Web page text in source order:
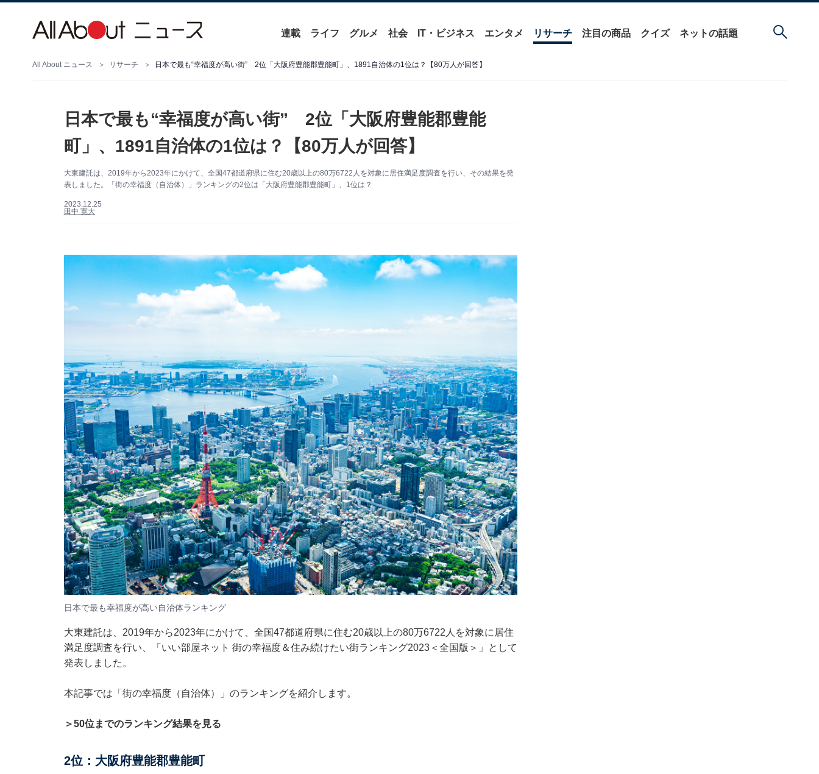
連載 ライフ グルメ 社会 IT・ビジネス エンタメ リサーチ 注目の商品 クイズ ネットの話題
All About ニュース リサーチ 日本で最も“幸福度が高い街” 2位「大阪府豊能郡豊能町」、1891自治体の1位は？【80万人が回答】
日本で最も“幸福度が高い街” 2位「大阪府豊能郡豊能
町」、1891自治体の1位は？【80万人が回答】
大東建託は、2019年から2023年にかけて、全国47都道府県に住む20歳以上の80万6722人を対象に居住満足度調査を行い、その結果を発
表しました。「街の幸福度（自治体）」ランキングの2位は「大阪府豊能郡豊能町」、1位は？
2023.12.25
田中 寛大
日本で最も幸福度が高い自治体ランキング
大東建託は、2019年から2023年にかけて、全国47都道府県に住む20歳以上の80万6722人を対象に居住
満足度調査を行い、「いい部屋ネット 街の幸福度＆住み続けたい街ランキング2023＜全国版＞」として
発表しました。
本記事では「街の幸福度（自治体）」のランキングを紹介します。
＞50位までのランキング結果を見る
2位：大阪府豊能郡豊能町